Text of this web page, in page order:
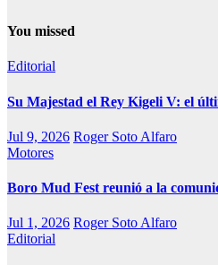
You missed
Editorial
Su Majestad el Rey Kigeli V: el
Jul 9, 2026 Roger Soto Alfaro
Motores
Boro Mud Fest reunió a la
Jul 1, 2026 Roger Soto Alfaro
Editorial